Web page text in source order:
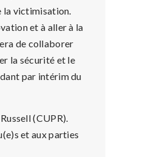
la victimisation.
et à aller à la
de collaborer
la sécurité et le
par intérim du
(CUPR).
et aux parties